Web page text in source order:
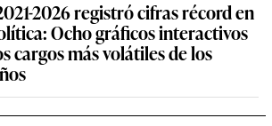
2026 registró cifras récord en
Ocho gráficos interactivos
cargos más volátiles de los